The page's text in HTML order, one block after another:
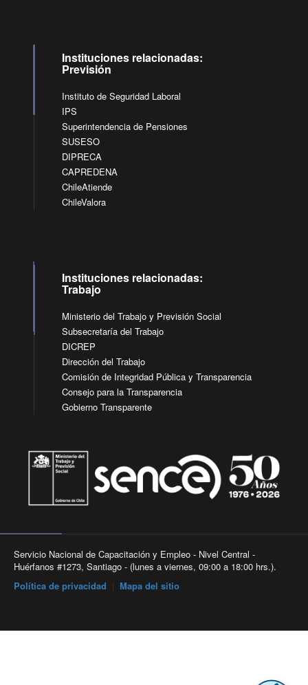
Instituciones relacionadas:
Previsión
Instituto de Seguridad Laboral
IPS
Superintendencia de Pensiones
SUSESO
DIPRECA
CAPREDENA
ChileAtiende
ChileValora
Instituciones relacionadas:
Trabajo
Ministerio del Trabajo y Previsión Social
Subsecretaría del Trabajo
DICREP
Dirección del Trabajo
Comisión de Integridad Pública y Transparencia
Consejo para la Transparencia
Gobierno Transparente
Servicio Nacional de Capacitación y Empleo - Nivel Central -
Huérfanos #1273, Santiago - (lunes a viernes, 09:00 a 18:00 hrs.).
Política de privacidad
Mapa del sitio